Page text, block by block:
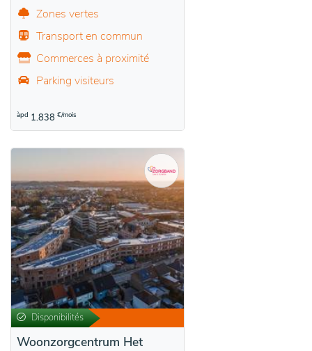
Zones vertes
Transport en commun
Commerces à proximité
Parking visiteurs
àpd 1.838 €/mois
Disponibilités
Woonzorgcentrum Het